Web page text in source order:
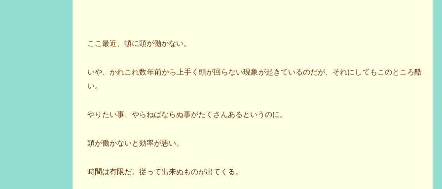
ここ最近、頓に頭が働かない。
いや、かれこれ数年前から上手く頭が回らない現象が起きているのだが、それにしてもこのところ酷
い。
やりたい事、やらねばならぬ事がたくさんあるというのに。
頭が働かないと効率が悪い。
時間は有限だ。従って出来ぬものが出てくる。